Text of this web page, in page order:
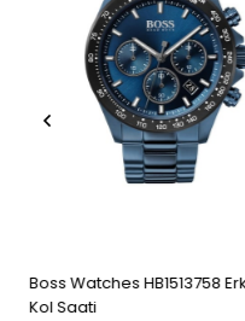
Boss Watches HB1513758 Erkek
Kol Saati